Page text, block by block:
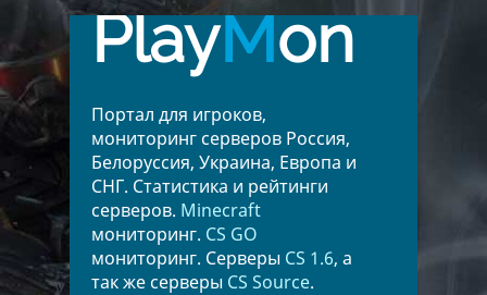
PlayMon
Портал для игроков,
мониторинг серверов Россия,
Белоруссия, Украина, Европа и
СНГ. Статистика и рейтинги
серверов. Minecraft
мониторинг. CS GO
мониторинг. Серверы CS 1.6, а
так же серверы CS Source.